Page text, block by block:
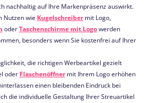
nachhaltig auf Ihre Markenpräsenz auswirkt.
Nutzen wie Kugelschreibermit Logo,
oderTaschenschirme mit Logowerden
besonders wenn Sie kostenfrei auf Ihrer
die richtigen Werbeartikel gezielt
oder Flaschenöffnermit Ihrem Logo erhöhen
einen bleibenden Eindruck bei
die individuelle Gestaltung Ihrer Streuartikel